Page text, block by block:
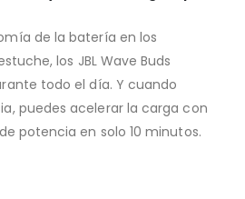
de la batería en los
los JBL Wave Buds
todo el día. Y cuando
puedes acelerar la carga con
potencia en solo 10 minutos.